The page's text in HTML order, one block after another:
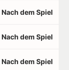
Nach dem Spiel
Nach dem Spiel
Nach dem Spiel